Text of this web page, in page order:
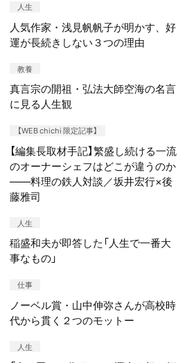
人生
人気作家・浅見帆帆子が明かす、好
運が長続きしない３つの理由
教養
真言宗の開祖・弘法大師空海の名言
に見る人生観
【WEB chichi 限定記事】
【編集長取材手記】繁盛し続ける一流
のオーナーシェフはどこが違うのか
——料理の鉄人対談／坂井宏行×後
藤雅司
人生
稲盛和夫が即答した「人生で一番大
事なもの」
仕事
ノーベル賞・山中伸弥さんが高校時
代から貫く２つのモットー
人生